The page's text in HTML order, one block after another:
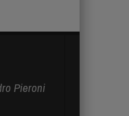
Pieroni